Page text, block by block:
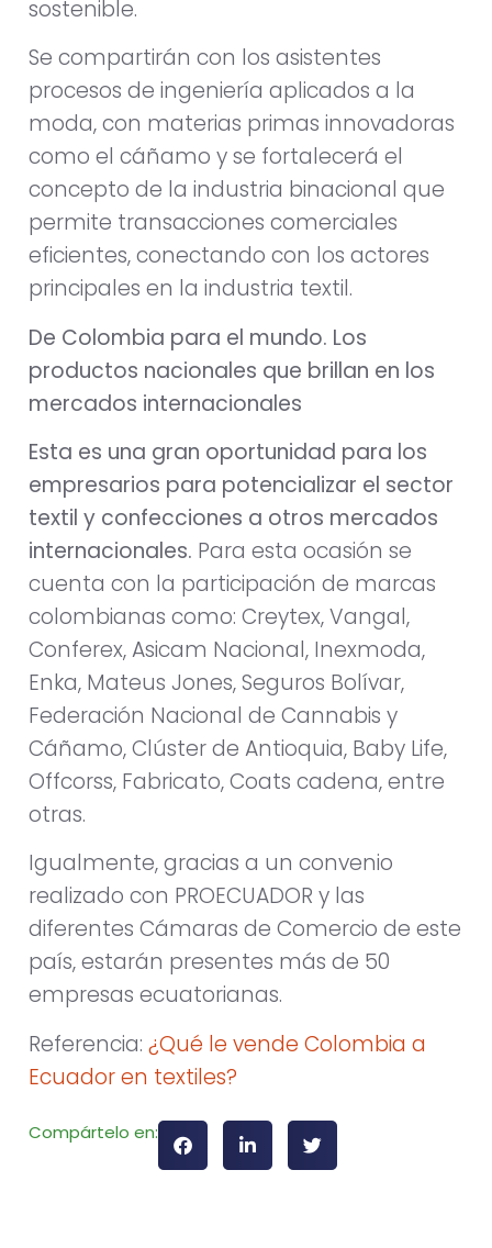
sostenible.
Se compartirán con los asistentes
procesos de ingeniería aplicados a la
moda, con materias primas innovadoras
como el cáñamo y se fortalecerá el
concepto de la industria binacional que
permite transacciones comerciales
eficientes, conectando con los actores
principales en la industria textil.
De Colombia para el mundo. Los
productos nacionales que brillan en los
mercados internacionales
Esta es una gran oportunidad para los
empresarios para potencializar el sector
textil y confecciones a otros mercados
internacionales. Para esta ocasión se
cuenta con la participación de marcas
colombianas como: Creytex, Vangal,
Conferex, Asicam Nacional, Inexmoda,
Enka, Mateus Jones, Seguros Bolívar,
Federación Nacional de Cannabis y
Cáñamo, Clúster de Antioquia, Baby Life,
Offcorss, Fabricato, Coats cadena, entre
otras.
Igualmente, gracias a un convenio
realizado con PROECUADOR y las
diferentes Cámaras de Comercio de este
país, estarán presentes más de 50
empresas ecuatorianas.
Referencia: ¿Qué le vende Colombia a
Ecuador en textiles?
Compártelo en: